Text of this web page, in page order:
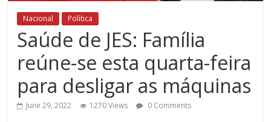
Nacional Política
Saúde de JES: Família
reúne-se esta quarta-feira
para desligar as máquinas
June 29, 2022 1270 Views 0 Comments